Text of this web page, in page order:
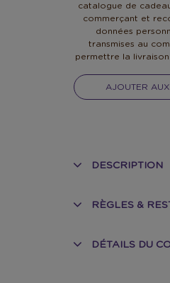
catalogue de
commerçant et
données
transmises au
permettre la livraison
AJOUTER
DESCRIPTION
RÈGLES &
DÉTAILS DU